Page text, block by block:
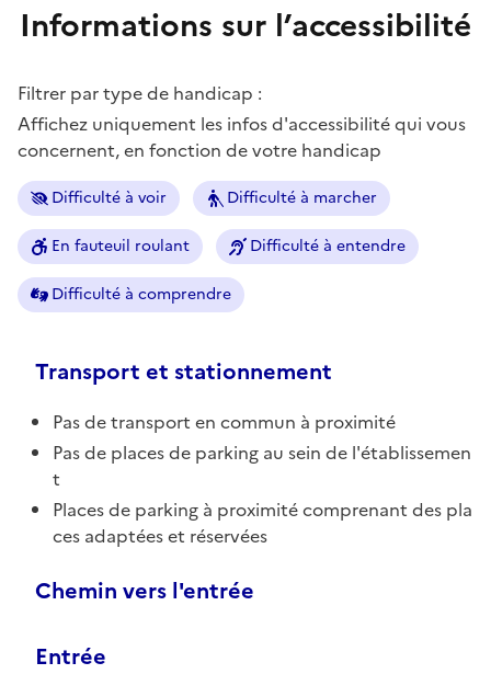
Informations sur l’accessibilité
Filtrer par type de handicap :
Affichez uniquement les infos d'accessibilité qui vous
concernent, en fonction de votre handicap
Difficulté à voir Difficulté à marcher
En fauteuil roulant Difficulté à entendre
Difficulté à comprendre
Transport et stationnement
Pas de transport en commun à proximité
Pas de places de parking au sein de l'établissemen
t
Places de parking à proximité comprenant des pla
ces adaptées et réservées
Chemin vers l'entrée
Entrée